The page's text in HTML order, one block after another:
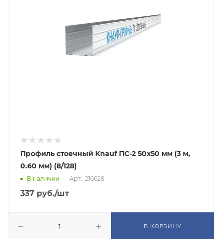
Профиль стоечный Knauf ПС-2 50х50 мм (3 м,
0.60 мм) (8/128)
В наличии Арт.: 216628
337 руб./шт
В КОРЗИНУ